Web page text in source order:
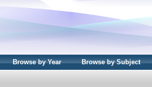
Browse by Year Browse by Subject